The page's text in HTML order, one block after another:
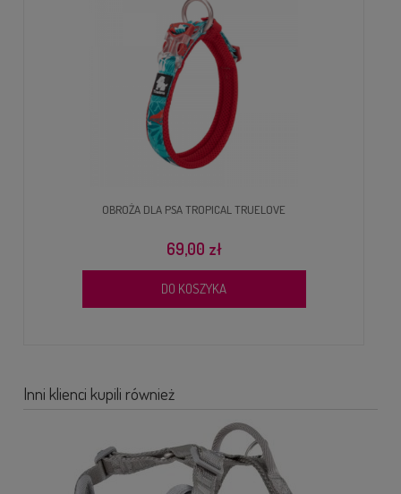
OBROŻA DLA PSA TROPICAL TRUELOVE
69,00 zł
DO KOSZYKA
Inni klienci kupili również